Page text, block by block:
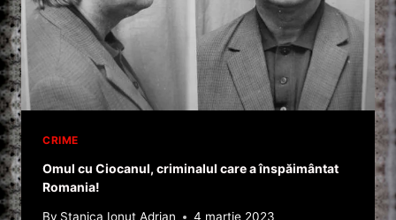
CRIME
Omul cu Ciocanul, criminalul care a înspăimântat
Romania!
By Stanica Ionut Adrian 4 martie 2023